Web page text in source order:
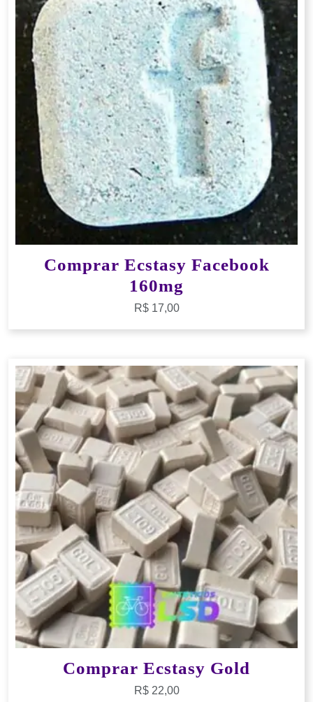
Comprar Ecstasy Facebook
160mg
R$17,00
Comprar Ecstasy Gold
R$22,00